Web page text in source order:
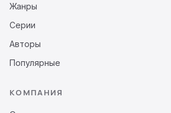
Жанры
Серии
Авторы
Популярные
КОМПАНИЯ